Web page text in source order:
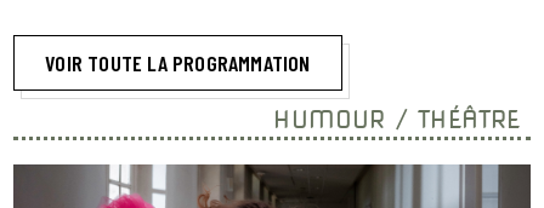
VOIR TOUTE LA PROGRAMMATION
HUMOUR / THÉÂTRE